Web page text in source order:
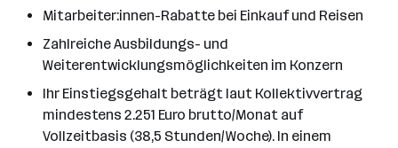
Mitarbeiter:innen-Rabatte bei Einkauf und Reisen
Zahlreiche Ausbildungs- und
Weiterentwicklungsmöglichkeiten im Konzern
Ihr Einstiegsgehalt beträgt laut Kollektivvertrag
mindestens 2.251 Euro brutto/Monat auf
Vollzeitbasis (38,5 Stunden/Woche). In einem